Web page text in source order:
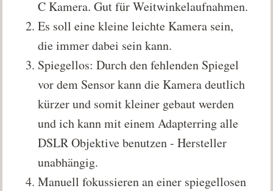
C Kamera. Gut für Weitwinkelaufnahmen.
Es soll eine kleine leichte Kamera sein,
die immer dabei sein kann.
Spiegellos: Durch den fehlenden Spiegel
vor dem Sensor kann die Kamera deutlich
kürzer und somit kleiner gebaut werden
und ich kann mit einem Adapterring alle
DSLR Objektive benutzen - Hersteller
unabhängig.
Manuell fokussieren an einer spiegellosen